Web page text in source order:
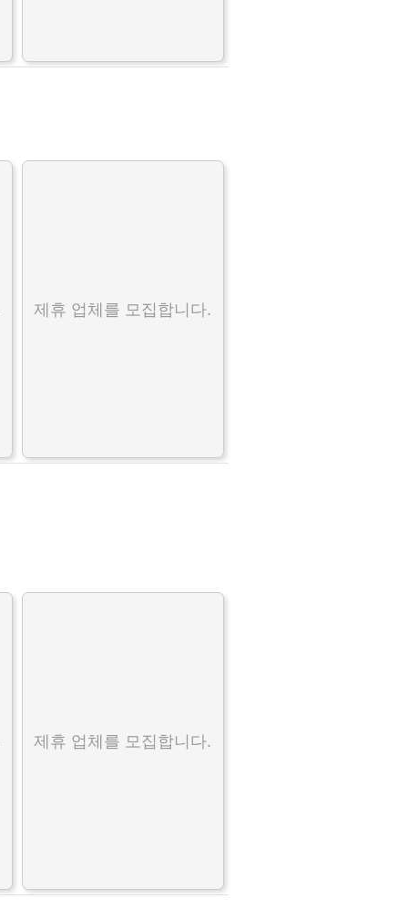
제휴 업체를 모집합니다.
제휴 업체를 모집합니다.